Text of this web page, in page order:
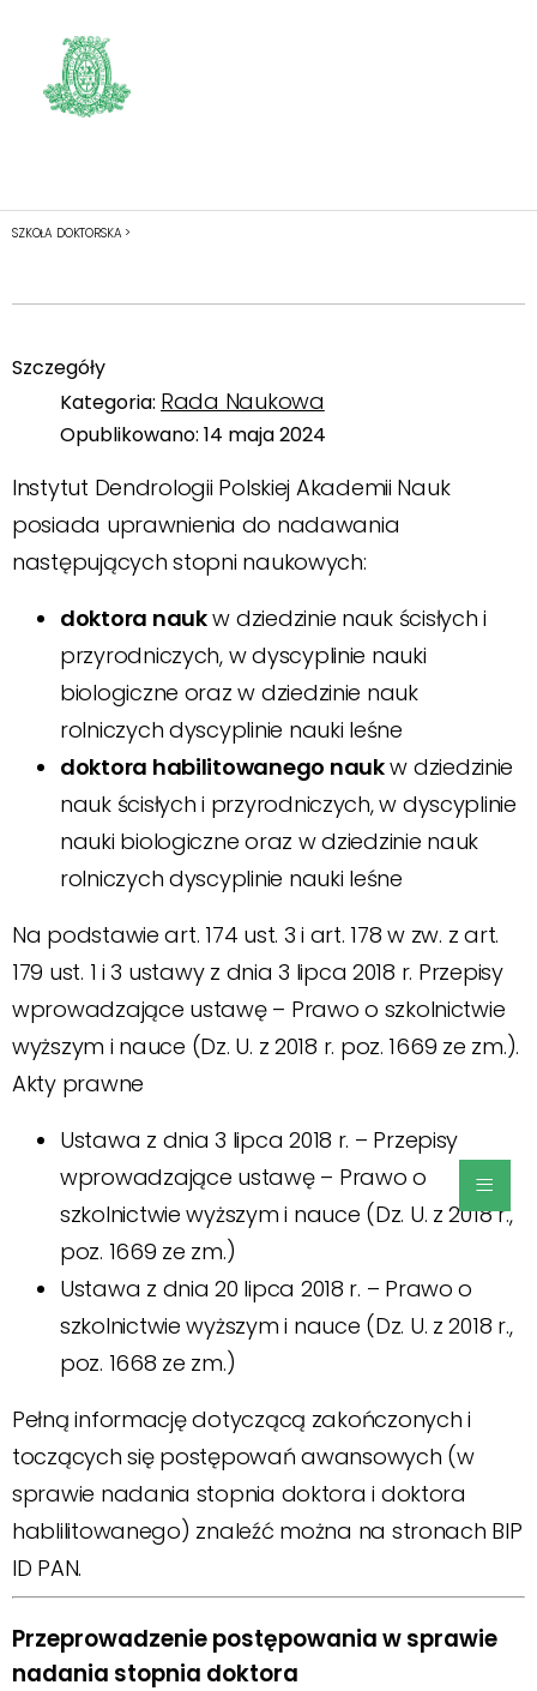
SZKOŁA DOKTORSKA >
Szczegóły
Kategoria: Rada Naukowa
Opublikowano: 14 maja 2024
Instytut Dendrologii Polskiej Akademii Nauk
posiada uprawnienia do nadawania
następujących stopni naukowych:
doktora naukw dziedzinie nauk ścisłych i
przyrodniczych, w dyscyplinie nauki
biologiczne oraz w dziedzinie nauk
rolniczych dyscyplinie nauki leśne
doktora habilitowanego naukw dziedzinie
nauk ścisłych i przyrodniczych, w dyscyplinie
nauki biologiczne oraz w dziedzinie nauk
rolniczych dyscyplinie nauki leśne
Na podstawie art. 174 ust. 3 i art. 178 w zw. z art.
179 ust. 1 i 3 ustawy z dnia 3 lipca 2018 r. Przepisy
wprowadzające ustawę – Prawo o szkolnictwie
wyższym i nauce (Dz. U. z 2018 r. poz. 1669 ze zm.).
Akty prawne
Ustawa z dnia 3 lipca 2018 r. – Przepisy
wprowadzające ustawę – Prawo o
szkolnictwie wyższym i nauce (Dz. U. z 2018 r.,
poz. 1669 ze zm.)
Ustawa z dnia 20 lipca 2018 r. – Prawo o
szkolnictwie wyższym i nauce (Dz. U. z 2018 r.,
poz. 1668 ze zm.)
Pełną informację dotyczącą zakończonych i
toczących się postępowań awansowych (w
sprawie nadania stopnia doktora i doktora
hablilitowanego) znaleźć można na stronach BIP
ID PAN.
Przeprowadzenie postępowania w sprawie
nadania stopnia doktora
≡